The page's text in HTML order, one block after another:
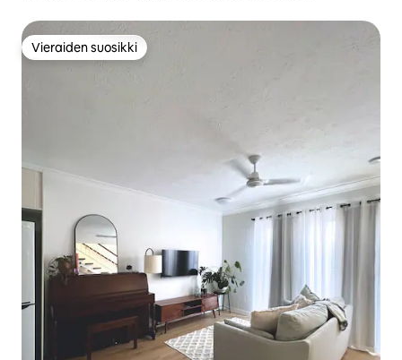
Vieraiden suosikki
Vieraiden suosikki